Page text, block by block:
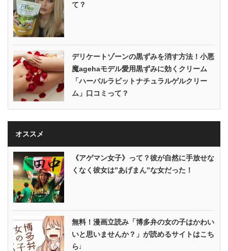
て？
デリケートゾーンの黒ずみを消す方法！小悪
魔agehaモデル愛用黒ずみに効くクリーム
「ハーバルラビットナチュラルゲルクリー
ム」口コミって？
オススメ
《アゲマン女子》って？彼が自然に手放せな
くなく彼女は”あげまん”な女だった！
無料！漫画立読み「博多弁の女の子はかわい
いと思いませんか？」が読めるサイトはこち
ら♩